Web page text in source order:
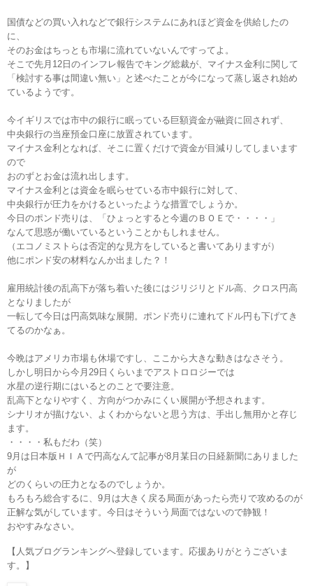
国債などの買い入れなどで銀行システムにあれほど資金を供給したの
に、
そのお金はちっとも市場に流れていないんですってよ。
そこで先月12日のインフレ報告でキング総裁が、マイナス金利に関して
「検討する事は間違い無い」と述べたことが今になって蒸し返され始め
ているようです。
今イギリスでは市中の銀行に眠っている巨額資金が融資に回されず、
中央銀行の当座預金口座に放置されています。
マイナス金利となれば、そこに置くだけで資金が目減りしてしまいます
ので
おのずとお金は流れ出します。
マイナス金利とは資金を眠らせている市中銀行に対して、
中央銀行が圧力をかけるといったような措置でしょうか。
今日のポンド売りは、「ひょっとすると今週のＢＯＥで・・・・」
なんて思惑が働いているということかもしれません。
（エコノミストらは否定的な見方をしていると書いてありますが）
他にポンド安の材料なんか出ました？！
雇用統計後の乱高下が落ち着いた後にはジリジリとドル高、クロス円高
となりましたが
一転して今日は円高気味な展開。ポンド売りに連れてドル円も下げてき
てるのかなぁ。
今晩はアメリカ市場も休場ですし、ここから大きな動きはなさそう。
しかし明日から今月29日くらいまでアストロロジーでは
水星の逆行期にはいるとのことで要注意。
乱高下となりやすく、方向がつかみにくい展開が予想されます。
シナリオが描けない、よくわからないと思う方は、手出し無用かと存じ
ます。
・・・・私もだわ（笑）
9月は日本版ＨＩＡで円高なんて記事が8月某日の日経新聞にありました
が
どのくらいの圧力となるのでしょうか。
もろもろ総合するに、9月は大きく戻る局面があったら売りで攻めるのが
正解な気がしています。今日はそういう局面ではないので静観！
おやすみなさい。
【人気ブログランキングへ登録しています。応援ありがとうございま
す。】